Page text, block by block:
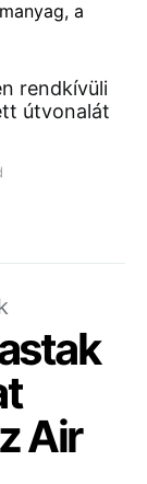
rendkívüli
útvonalát
Air